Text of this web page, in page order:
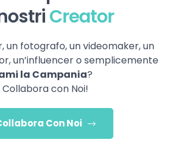
Creator
un fotografo, un videomaker, un
un’influencer o semplicemente
la Campania?
Collabora con Noi!
Con Noi